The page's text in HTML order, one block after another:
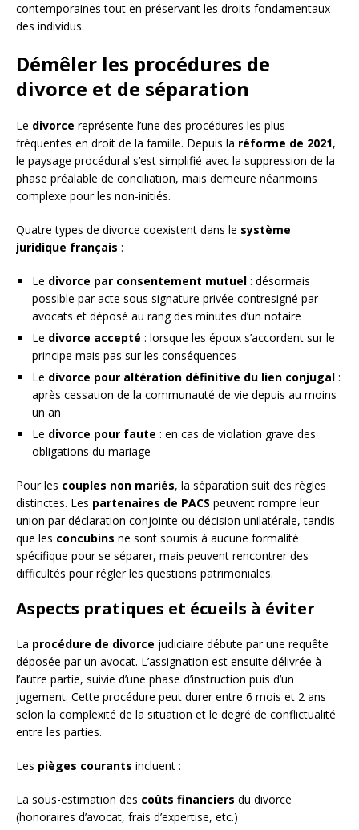
contemporaines tout en préservant les droits fondamentaux
des individus.
Démêler les procédures de
divorce et de séparation
Le divorce représente l’une des procédures les plus
fréquentes en droit de la famille. Depuis la réforme de 2021,
le paysage procédural s’est simplifié avec la suppression de la
phase préalable de conciliation, mais demeure néanmoins
complexe pour les non-initiés.
Quatre types de divorce coexistent dans le système
juridique français :
Le divorce par consentement mutuel : désormais
possible par acte sous signature privée contresigné par
avocats et déposé au rang des minutes d’un notaire
Le divorce accepté : lorsque les époux s’accordent sur le
principe mais pas sur les conséquences
Le divorce pour altération définitive du lien conjugal :
après cessation de la communauté de vie depuis au moins
un an
Le divorce pour faute : en cas de violation grave des
obligations du mariage
Pour les couples non mariés, la séparation suit des règles
distinctes. Les partenaires de PACS peuvent rompre leur
union par déclaration conjointe ou décision unilatérale, tandis
que les concubins ne sont soumis à aucune formalité
spécifique pour se séparer, mais peuvent rencontrer des
difficultés pour régler les questions patrimoniales.
Aspects pratiques et écueils à éviter
La procédure de divorce judiciaire débute par une requête
déposée par un avocat. L’assignation est ensuite délivrée à
l’autre partie, suivie d’une phase d’instruction puis d’un
jugement. Cette procédure peut durer entre 6 mois et 2 ans
selon la complexité de la situation et le degré de conflictualité
entre les parties.
Les pièges courants incluent :
La sous-estimation des coûts financiers du divorce
(honoraires d’avocat, frais d’expertise, etc.)